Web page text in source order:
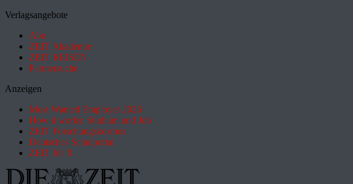
Verlagsangebote
Abo
ZEIT Akademie
ZEIT REISEN
Partnersuche
Anzeigen
Most Wanted Employer 2026
How it works: Studium und Job
ZEIT Forschungskosmos
Deutsches Schulportal
ZEIT für X